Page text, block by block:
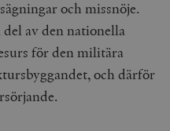
och missnöje.
av den nationella
för den militära
och därför